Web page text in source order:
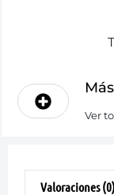
Ver
Valoraciones (0)